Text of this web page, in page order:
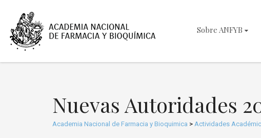
Sobre ANFYB
Nuevas Autoridades
Academia Nacional de Farmacia y Bioquimica > Actividades